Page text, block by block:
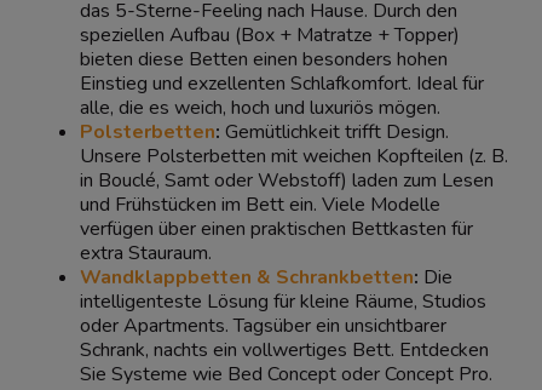
das 5-Sterne-Feeling nach Hause. Durch den
speziellen Aufbau (Box + Matratze + Topper)
bieten diese Betten einen besonders hohen
Einstieg und exzellenten Schlafkomfort. Ideal für
alle, die es weich, hoch und luxuriös mögen.
Polsterbetten: Gemütlichkeit trifft Design.
Unsere Polsterbetten mit weichen Kopfteilen (z. B.
in Bouclé, Samt oder Webstoff) laden zum Lesen
und Frühstücken im Bett ein. Viele Modelle
verfügen über einen praktischen Bettkasten für
extra Stauraum.
Wandklappbetten & Schrankbetten: Die
intelligenteste Lösung für kleine Räume, Studios
oder Apartments. Tagsüber ein unsichtbarer
Schrank, nachts ein vollwertiges Bett. Entdecken
Sie Systeme wie Bed Concept oder Concept Pro.